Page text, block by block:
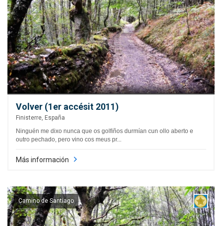
Volver (1er accésit 2011)
Finisterre, España
Ninguén me dixo nunca que os golfiños durmían cun ollo aberto e
outro pechado, pero vino cos meus pr...
Más información
Camino de Santiago